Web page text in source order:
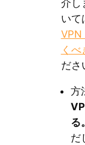
介し
いて
VPN
く
ださ
方
る。
だ